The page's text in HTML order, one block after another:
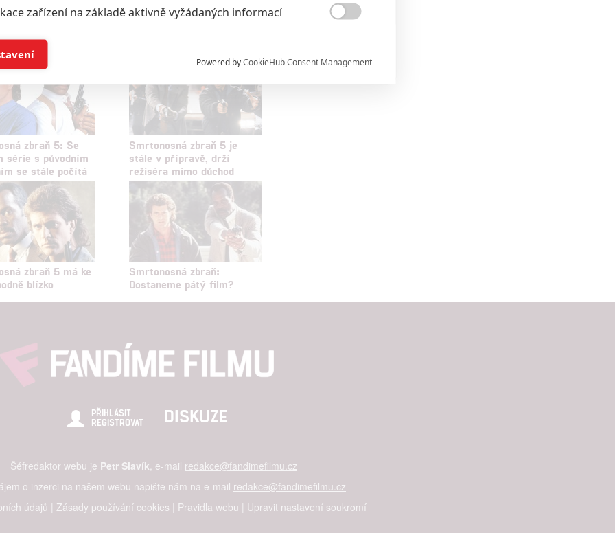
do diskuze
zbraň 5: Se
série s původním
se stále počítá
Smrtonosná zbraň 5 je
stále v přípravě, drží
režiséra mimo důchod
zbraň 5 má ke
blízko
Smrtonosná zbraň:
Dostaneme pátý film?
PŘIHLÁSIT
REGISTROVAT
DISKUZE
Šéfredaktor webu je Petr Slavík, e-mail redakce@fandimefilmu.cz
o inzerci na našem webu napište nám na e-mail redakce@fandimefilmu.cz
údajů | Zásady používání cookies | Pravidla webu | Upravit nastavení soukromí
zařízení na základě aktivně vyžádaných informací
a/nebo přístup k informacím v zařízení

založená na omezených údajích a měření reklamy
obsah, měření obsahu, průzkum publika a vývoj
s účely a funkcemi zde uvedenými dáváte nám i našim partnerům
bezpečnosti, předcházení a zjišťování podvodů a odstraňování chyb,
zobrazování reklamy a obsahu
Powered byCookieHub Consent Management